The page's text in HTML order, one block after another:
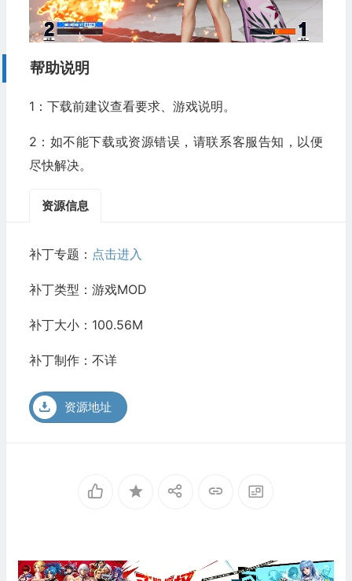
帮助说明
1：下载前建议查看要求、游戏说明。
2：如不能下载或资源错误，请联系客服告知，以便
尽快解决。
资源信息
补丁专题： 点击进入
补丁类型：游戏MOD
补丁大小：100.56M
补丁制作：不详
资源地址